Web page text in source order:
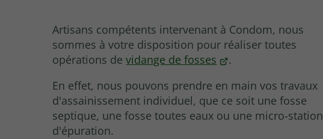
Artisans compétents intervenant à Condom, nous
sommes à votre disposition pour réaliser toutes
opérations devidange de fosses
.
En effet, nous pouvons prendre en main vos travaux
d'assainissement individuel, que ce soit une fosse
septique, une fosse toutes eaux ou une micro-station
d'épuration.